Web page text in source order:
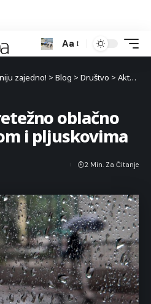
Aa
zajedno! > Blog > Društvo > Aktuelnosti
oblačno
i pljuskovima
2 Min. Za Čitanje